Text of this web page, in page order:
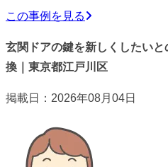
この事例を見る
玄関ドアの鍵を新しくしたい
換｜東京都江戸川区
掲載日：2026年08月04日